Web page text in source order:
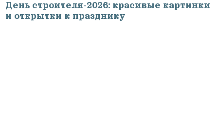
День строителя-2026: красивые картинки
и открытки к празднику